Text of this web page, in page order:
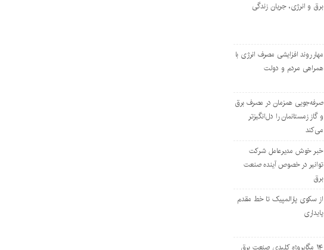
برق و انرژی، جریان زندگی
مهار روند افزایشی مصرف انرژی با
همراهی مردم و دولت
صرفه‌جویی همزمان در مصرف برق
و گاز زمستانمان را دل‌انگیزتر
می‌کند
خبر خوش مدیرعامل شرکت
توانیر در خصوص آینده صنعت
برق
از سکوی پارالمپیک تا خط مقدم
پایداری
۱۴ مگاپروژه‌ کلیدی صنعت برق